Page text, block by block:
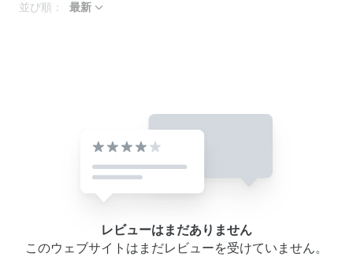
並び順： 最新
レビューはまだありません
このウェブサイトはまだレビューを受けていません。